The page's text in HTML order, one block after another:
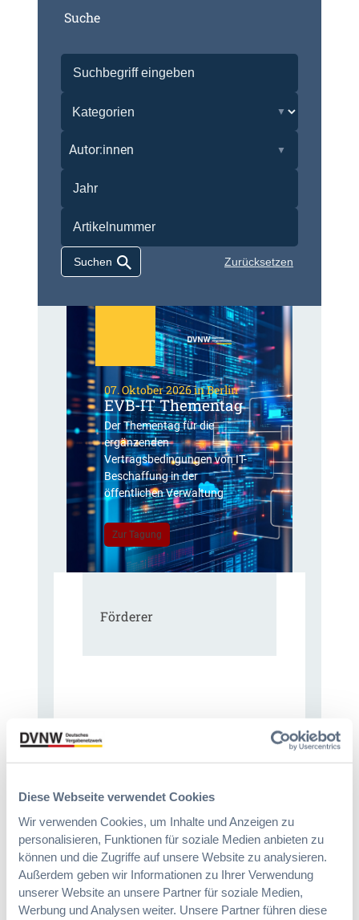
Diese Webseite verwendet Cookies
Wir verwenden Cookies, um Inhalte und Anzeigen zu
personalisieren, Funktionen für soziale Medien anbieten zu
können und die Zugriffe auf unsere Website zu analysieren.
Außerdem geben wir Informationen zu Ihrer Verwendung
unserer Website an unsere Partner für soziale Medien,
Werbung und Analysen weiter. Unsere Partner führen diese
Suche
Autor:innen
Zurücksetzen
07. Oktober 2026 in Berlin
EVB-IT Thementag
Der Thementag für die
ergänzenden
Vertragsbedingungen von IT-
Beschaffung in der
öffentlichen Verwaltung
Zur Tagung
Förderer
Immer informiert bleiben!